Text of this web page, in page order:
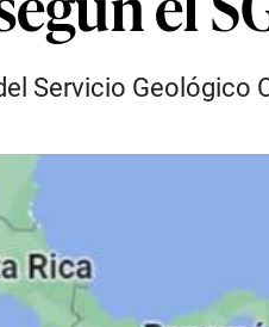
Servicio Geológico